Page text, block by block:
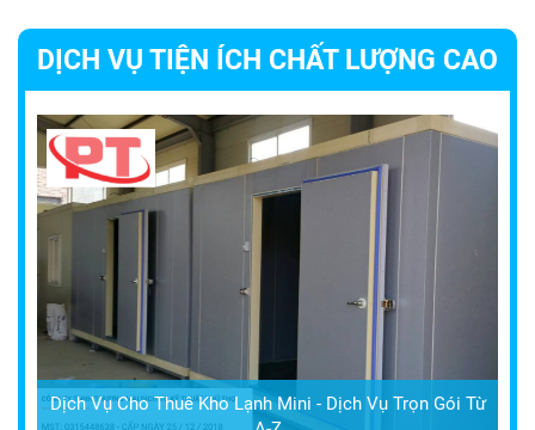
DỊCH VỤ TIỆN ÍCH CHẤT LƯỢNG CAO
Dịch Vụ Cho Thuê Kho Lạnh Mini - Dịch Vụ Trọn Gói Từ